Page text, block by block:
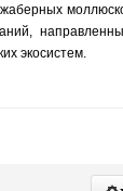
экосистем.